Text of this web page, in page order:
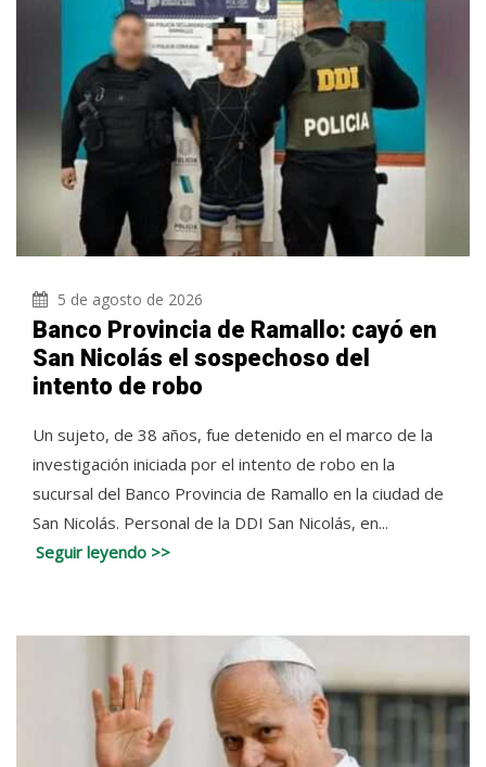
5 de agosto de 2026
Banco Provincia de Ramallo: cayó en
San Nicolás el sospechoso del
intento de robo
Un sujeto, de 38 años, fue detenido en el marco de la
investigación iniciada por el intento de robo en la
sucursal del Banco Provincia de Ramallo en la ciudad de
San Nicolás. Personal de la DDI San Nicolás, en...
Seguir leyendo >>